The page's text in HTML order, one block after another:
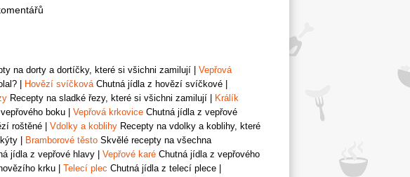
na dorty a dortíčky, které si všichni zamilují
Vepřová
Hovězí svíčkováChutná jídla z hovězí svíčkové
Recepty na sladké řezy, které si všichni zamilují
Králík
boku Vepřová krkovice Chutná jídla z vepřové
roštěné Vdolky a koblihy Recepty na vdolky a koblihy, které
Bramborové těsto Skvělé recepty na všechna
jídla z vepřové hlavy Vepřové karé Chutná jídla z vepřového
krku Telecí plec Chutná jídla z telecí plece